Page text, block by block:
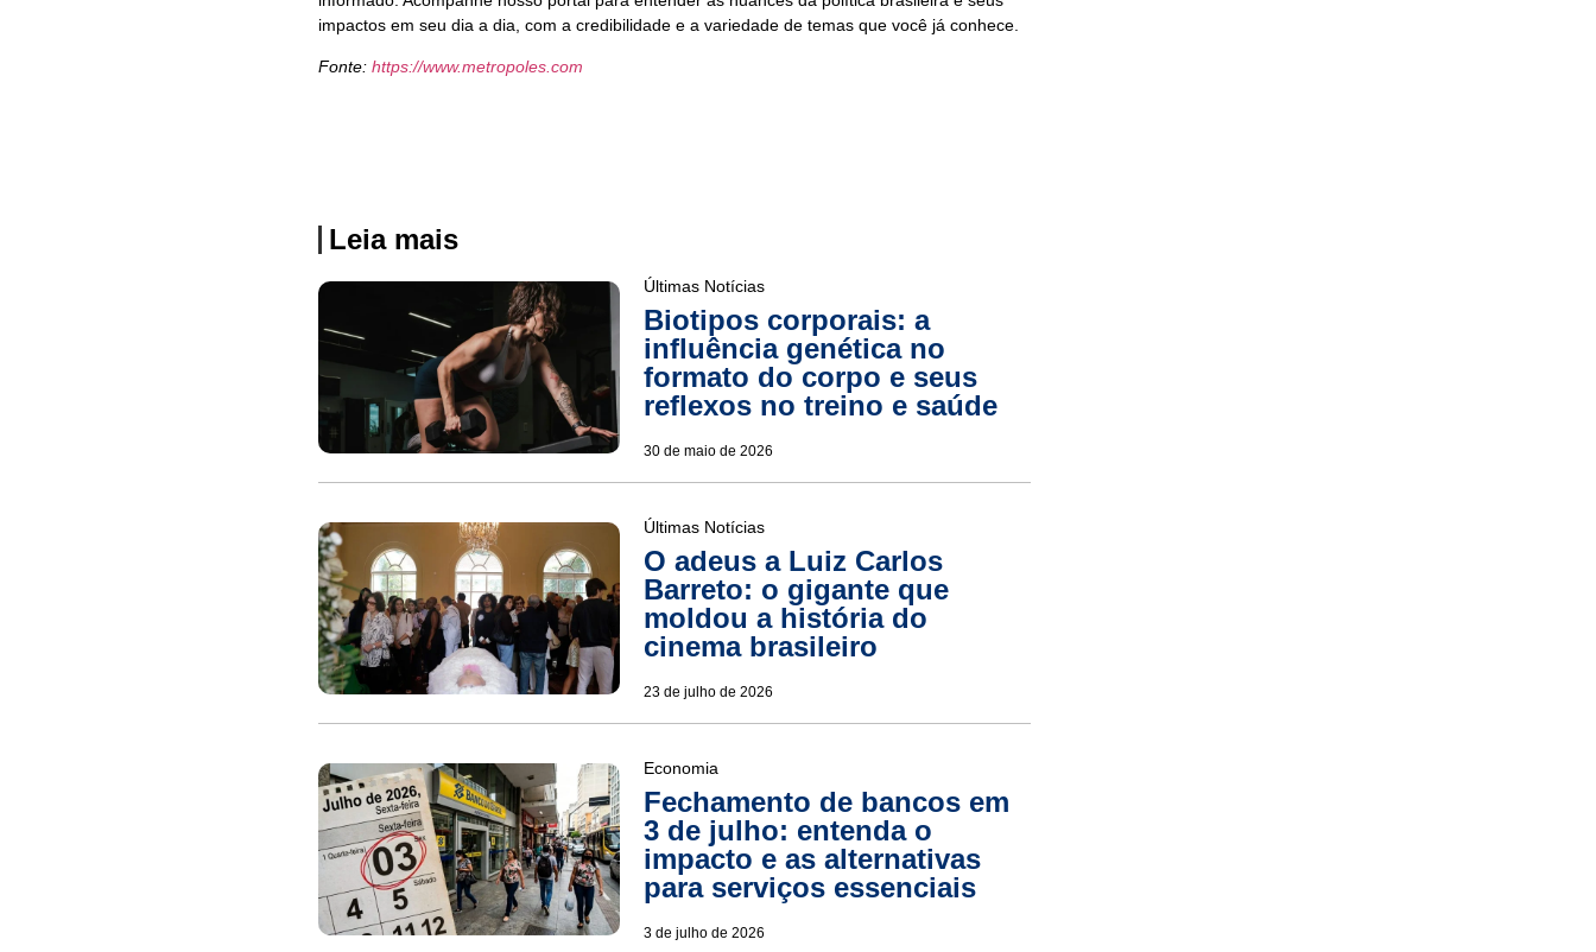
impactos em seu dia a dia, com a credibilidade e a variedade de temas que você já conhece.
Fonte: https://www.metropoles.com
Leia mais
Últimas Notícias
Biotipos corporais: a
influência genética no
formato do corpo e seus
reflexos no treino e saúde
30 de maio de 2026
Últimas Notícias
O adeus a Luiz Carlos
Barreto: o gigante que
moldou a história do
cinema brasileiro
23 de julho de 2026
Economia
Fechamento de bancos em
3 de julho: entenda o
impacto e as alternativas
para serviços essenciais
3 de julho de 2026